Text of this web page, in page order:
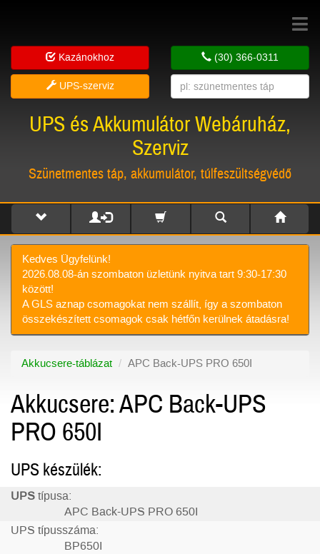
Toggle
Kazánokhoz
UPS-szerviz
(30) 366-0311
UPS és Akkumulátor Webáruház,
Szerviz
Szünetmentes táp, akkumulátor, túlfeszültségvédő
Kedves Ügyfelünk!
2026.08.08-án szombaton üzletünk nyitva tart 9:30-17:30
között!
A GLS aznap csomagokat nem szállít, így a szombaton
összekészített csomagok csak hétfőn kerülnek átadásra!
Akkucsere-táblázat APC Back-UPS PRO 650I
Akkucsere: APC Back-UPS
PRO 650I
UPS készülék:
UPS típusa:
APC Back-UPS PRO 650I
UPS típusszáma:
BP650I